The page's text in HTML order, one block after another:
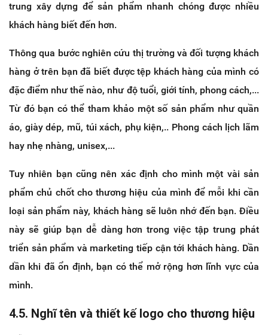
trung xây dựng để sản phẩm nhanh chóng được nhiều
khách hàng biết đến hơn.
Thông qua bước nghiên cứu thị trường và đối tượng khách
hàng ở trên bạn đã biết được tệp khách hàng của mình có
đặc điểm như thế nào, như độ tuổi, giới tính, phong cách,...
Từ đó bạn có thể tham khảo một số sản phẩm như quần
áo, giày dép, mũ, túi xách, phụ kiện,.. Phong cách lịch lãm
hay nhẹ nhàng, unisex,...
Tuy nhiên bạn cũng nên xác định cho mình một vài sản
phẩm chủ chốt cho thương hiệu của mình để mỗi khi cần
loại sản phẩm này, khách hàng sẽ luôn nhớ đến bạn. Điều
này sẽ giúp bạn dễ dàng hơn trong việc tập trung phát
triển sản phẩm và marketing tiếp cận tới khách hàng. Dần
dần khi đã ổn định, bạn có thể mở rộng hơn lĩnh vực của
mình.
4.5. Nghĩ tên và thiết kế logo cho thương hiệu